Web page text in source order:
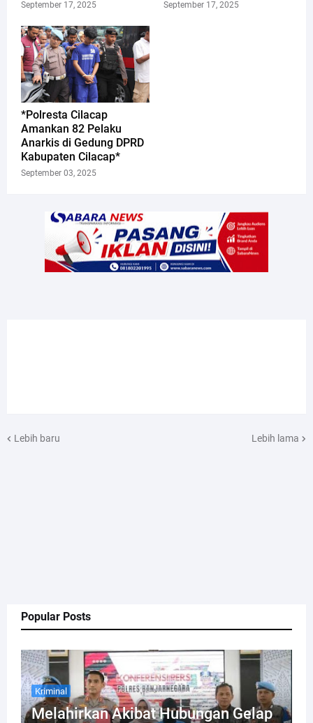
Popular Posts
Kriminal
Melahirkan Akibat Hubungan Gelap
September 17, 2025 September 17, 2025
*Polresta Cilacap
Amankan 82 Pelaku
Anarkis di Gedung DPRD
Kabupaten Cilacap*
September 03, 2025
Lebih baru Lebih lama